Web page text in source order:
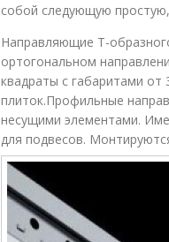
собой следующую
Направляющие Т-
ортогональном
квадраты с габаритами
плиток.Профильные
несущими элементами.
для подвесов.